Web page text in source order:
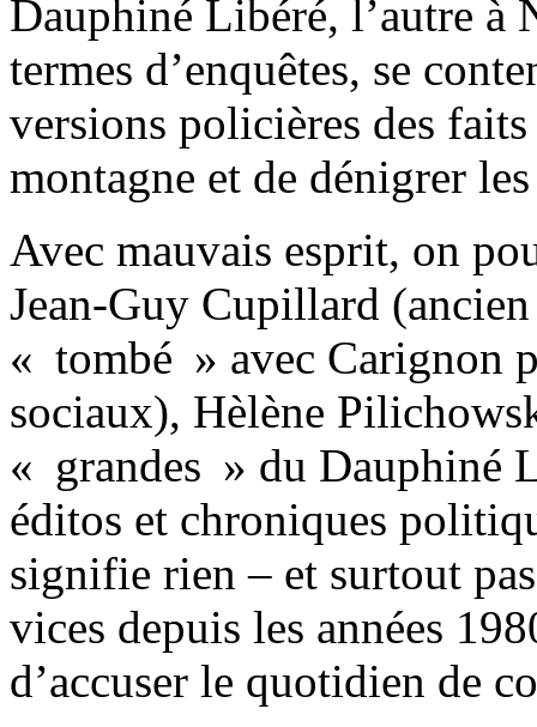
Dauphiné Libéré, l’autre
termes d’enquêtes, se
versions policières des
montagne et de dénigrer
Avec mauvais esprit, on
Jean-Guy Cupillard
« tombé » avec Carignon
sociaux), Hèlène
« grandes » du Dauphiné
éditos et chroniques
signifie rien – et surtout
vices depuis les années
d’accuser le quotidien de